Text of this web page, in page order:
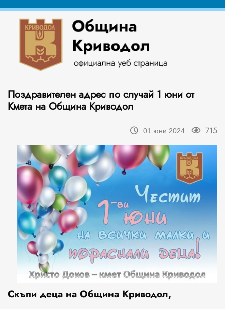
Поздравителен адрес по случай 1 юни от
Кмета на Община Криводол
01 юни 2024 715
Скъпи деца на Община Криводол,